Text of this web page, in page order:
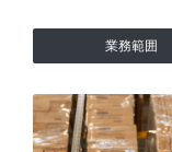
業務範囲